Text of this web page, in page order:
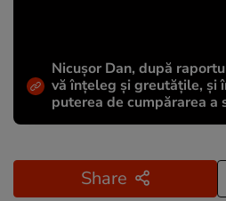
Nicușor Dan, după
vă înțeleg și greutățile, și
puterea de cumpărarea a
Share